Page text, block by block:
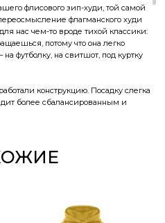
флисового зип-худи, той самой
флагманского худи
нас чем-то вроде тихой классики:
потому что она легко
футболку, на свитшот, под куртку
конструкцию. Посадку слегка
более сбалансированным и
городского путешественника,
вещи вообще существуют.